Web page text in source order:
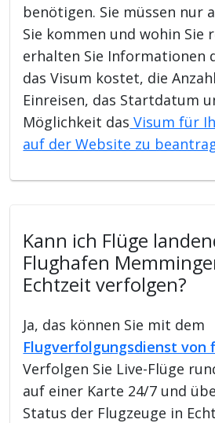
benötigen. Sie müssen nur
Sie kommen und wohin Sie
erhalten Sie Informationen
das Visum kostet, die
Einreisen, das Startdatum
Möglichkeit das Visum für
auf der Website zu
Kann ich Flüge
Flughafen
Echtzeit verfolgen?
Ja, das können Sie mit dem
Flugverfolgungsdienst von
Verfolgen Sie Live-Flüge
auf einer Karte 24/7 und
Status der Flugzeuge in